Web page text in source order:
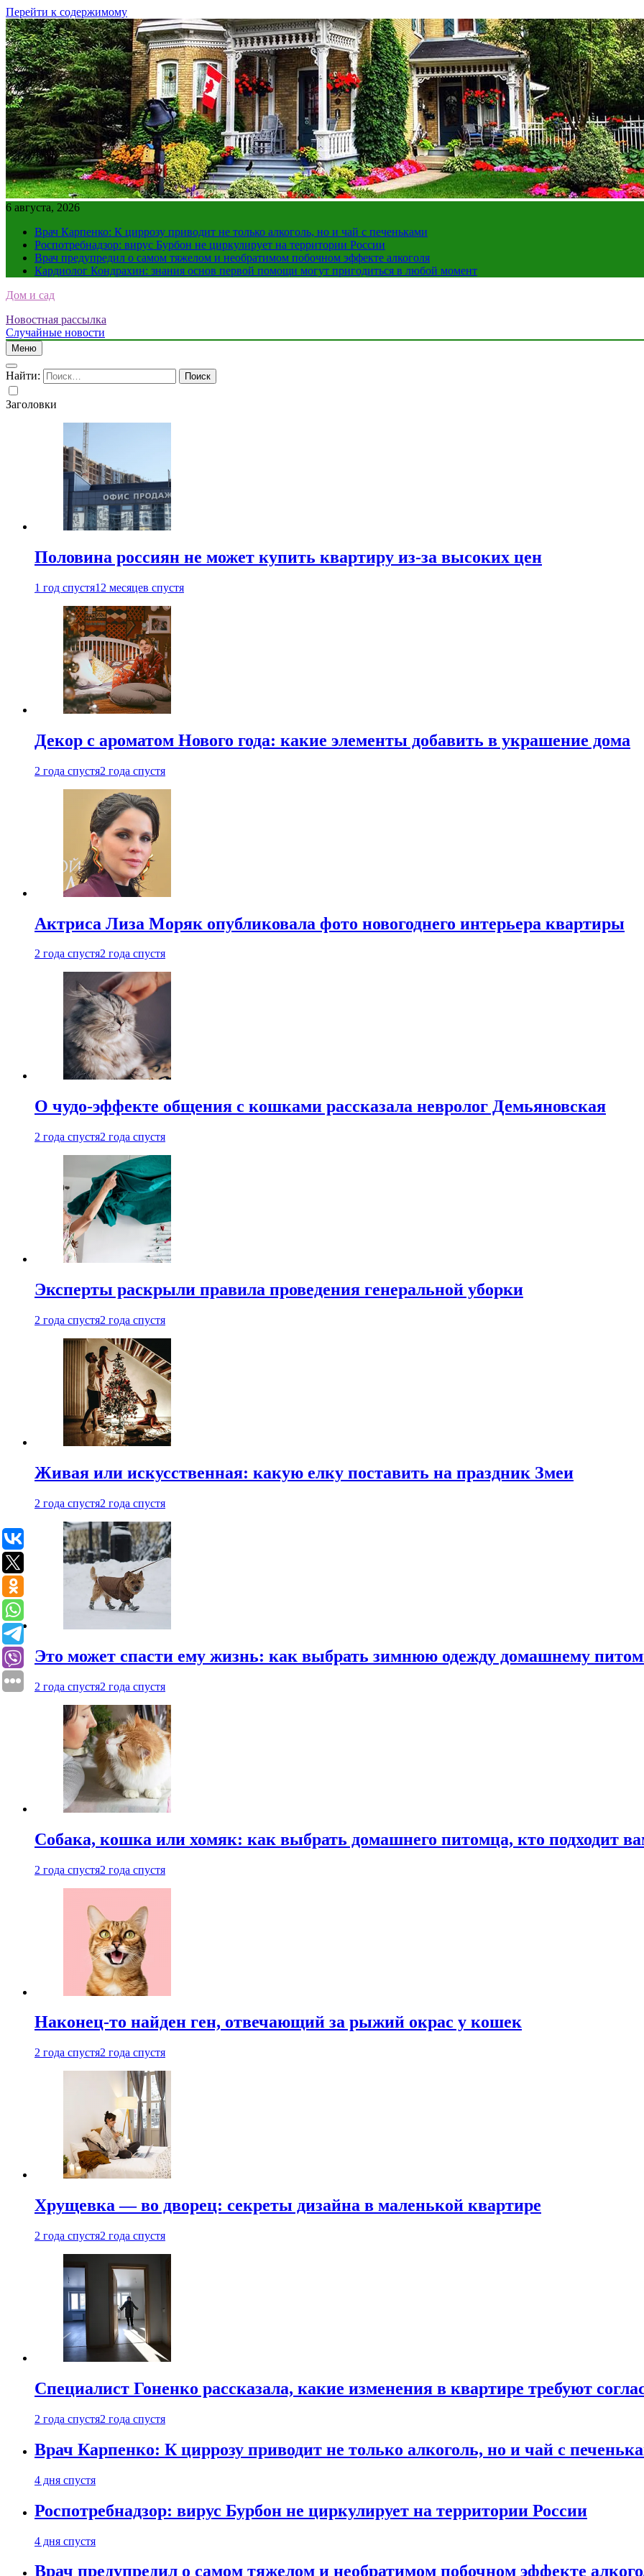
Перейти к содержимому
6 августа, 2026
Врач Карпенко: К циррозу приводит не только алкоголь, но и чай с печеньками
Роспотребнадзор: вирус Бурбон не циркулирует на территории России
Врач предупредил о самом тяжелом и необратимом побочном эффекте алкоголя
Кардиолог Кондрахин: знания основ первой помощи могут пригодиться в любой момент
Дом и сад
Новостная рассылка
Случайные новости
Меню
Найти:
Заголовки
Половина россиян не может купить квартиру из-за высоких цен
1 год спустя12 месяцев спустя
Декор с ароматом Нового года: какие элементы добавить в украшение дома
2 года спустя2 года спустя
Актриса Лиза Моряк опубликовала фото новогоднего интерьера квартиры
2 года спустя2 года спустя
О чудо-эффекте общения с кошками рассказала невролог Демьяновская
2 года спустя2 года спустя
Эксперты раскрыли правила проведения генеральной уборки
2 года спустя2 года спустя
Живая или искусственная: какую елку поставить на праздник Змеи
2 года спустя2 года спустя
Это может спасти ему жизнь: как выбрать зимнюю одежду домашнему
2 года спустя2 года спустя
Собака, кошка или хомяк: как выбрать домашнего питомца, кто подходит
2 года спустя2 года спустя
Наконец-то найден ген, отвечающий за рыжий окрас у кошек
2 года спустя2 года спустя
Хрущевка — во дворец: секреты дизайна в маленькой квартире
2 года спустя2 года спустя
Специалист Гоненко рассказала, какие изменения в квартире требуют
2 года спустя2 года спустя
Врач Карпенко: К циррозу приводит не только алкоголь, но и чай с
4 дня спустя
Роспотребнадзор: вирус Бурбон не циркулирует на территории России
4 дня спустя
Врач предупредил о самом тяжелом и необратимом побочном эффекте